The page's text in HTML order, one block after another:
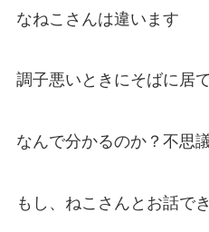
なねこさんは違います
調子悪いときにそばに居
なんで分かるのか？不思
もし、ねこさんとお話で